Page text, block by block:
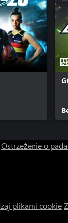
Ostrzeżenie o
plikami cookie